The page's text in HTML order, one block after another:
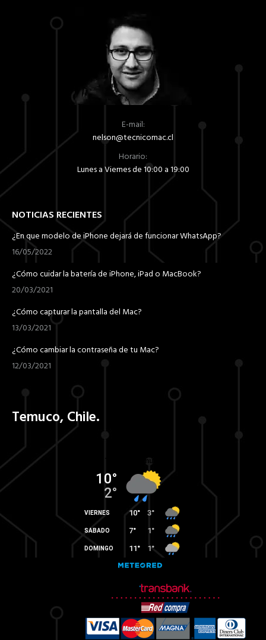
E-mail:
nelson@tecnicomac.cl
Horario:
Lunes a Viernes de 10:00 a 19:00
NOTICIAS RECIENTES
¿En que modelo de iPhone dejará de funcionar WhatsApp?
16/05/2022
¿Cómo cuidar la batería de iPhone, iPad o MacBook?
20/03/2021
¿Cómo capturar la pantalla del Mac?
13/03/2021
¿Cómo cambiar la contraseña de tu Mac?
12/03/2021
Temuco, Chile.